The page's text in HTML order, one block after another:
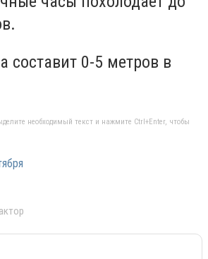
составит 0-5 метров в
необходимый текст и нажмите Ctrl+Enter, чтобы